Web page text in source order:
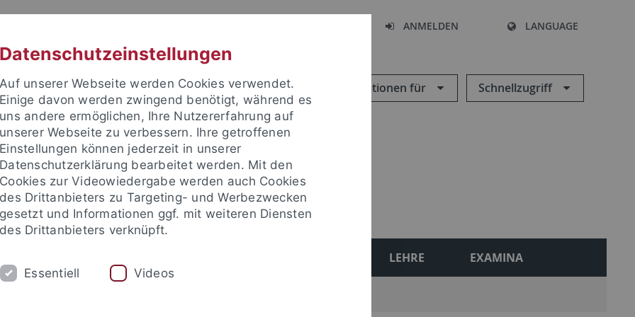
ANMELDEN LANGUAGE
Informationen für Schnellzugriff
LEHRE EXAMINA
Datenschutzeinstellungen
Auf unserer Webseite werden Cookies verwendet.
Einige davon werden zwingend benötigt, während es
uns andere ermöglichen, Ihre Nutzererfahrung auf
unserer Webseite zu verbessern. Ihre getroffenen
Einstellungen können jederzeit in unserer
Datenschutzerklärung bearbeitet werden. Mit den
Cookies zur Videowiedergabe werden auch Cookies
des Drittanbieters zu Targeting- und Werbezwecken
gesetzt und Informationen ggf. mit weiteren Diensten
des Drittanbieters verknüpft.
Essentiell Videos